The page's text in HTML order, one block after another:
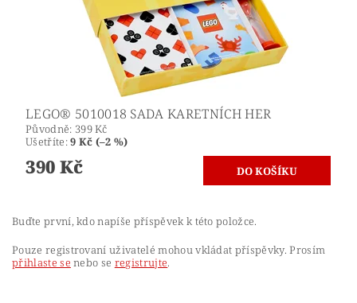
LEGO® 5010018 SADA KARETNÍCH HER
Původně: 399 Kč
Ušetříte:9 Kč (–2 %)
390 Kč
Buďte první, kdo napíše příspěvek k této položce.
Pouze registrovaní uživatelé mohou vkládat příspěvky. Prosím
přihlaste se nebo se registrujte.